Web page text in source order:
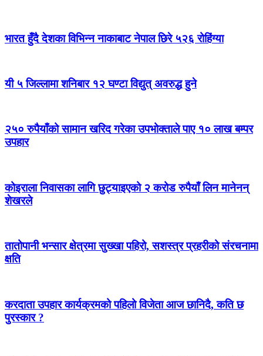
भारत हुँदै देशका विभिन्न नाकाबाट नेपाल छिरे ५२६ रोहिंग्या
यी ५ जिल्लामा शनिबार १२ घण्टा विद्युत् अवरुद्ध हुने
२५० रुपैयाँको सामान खरिद गरेका उपभोक्ताले पाए १० लाख बम्पर
उपहार
कोइराला निवासका लागि छुट्याइएको २ करोड रुपैयाँ लिन मानेनन्
शेखरले
तातोपानी भन्सार क्षेत्रमा सुख्खा पहिरो, सशस्त्र प्रहरीको संरचनामा
क्षति
करदाता उपहार कार्यक्रमको पहिलो विजेता आज छानिदै, कति छ
पुरस्कार ?